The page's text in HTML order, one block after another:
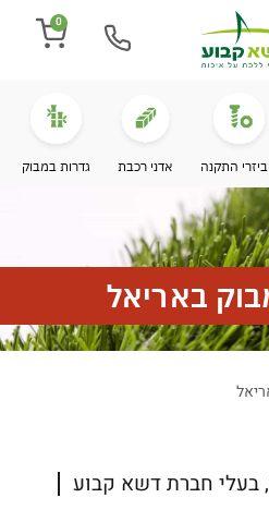
0
התקנה אדני רכבת גדרות במבוק
באריאל
בעלי חברת דשא קבוע